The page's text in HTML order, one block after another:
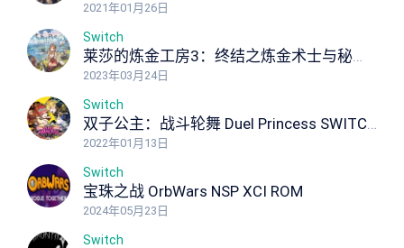
2021年01月26日
Switch
莱莎的炼金工房3：终结之炼金术士与秘密钥匙 Atelier Ryza 3: Alchemist of the End the Secret Key Ultimate Edition NSP XCI ROM
2023年03月24日
Switch
双子公主：战斗轮舞 Duel Princess SWITCH NSP NSP XCI ROM
2022年01月13日
Switch
宝珠之战 OrbWars NSP XCI ROM
2024年05月23日
Switch